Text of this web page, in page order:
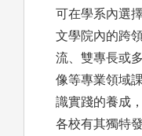
可在學系內選
文學院內的跨
流、雙專長或
像等專業領域
識實踐的養成
各校有其獨特